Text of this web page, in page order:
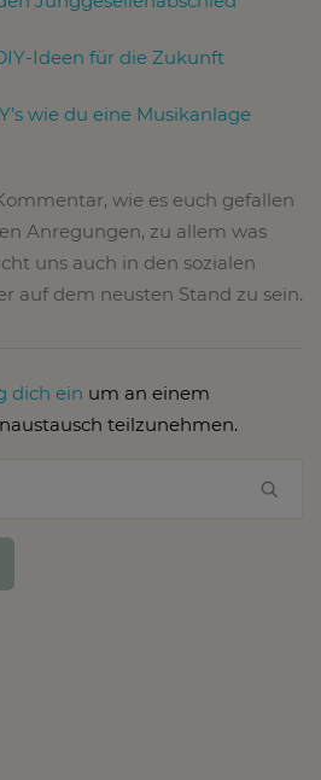
Ideen für die Zukunft
wie du eine Musikanlage
wie es euch gefallen
Anregungen, zu allem was
uns auch in den sozialen
auf dem neusten Stand zu sein.
dich ein um an einem
teilzunehmen.